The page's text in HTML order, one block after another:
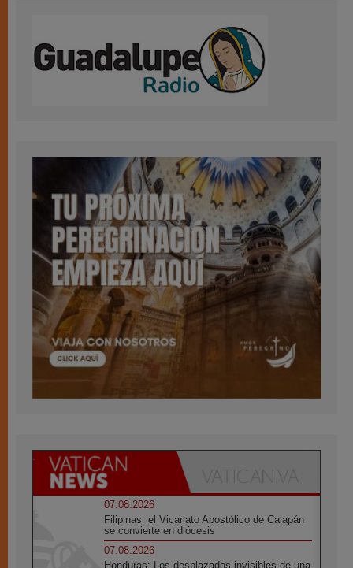
07.08.2026
Filipinas: el Vicariato Apostólico de Calapán
se convierte en diócesis
07.08.2026
Honduras: Los desplazados invisibles de una